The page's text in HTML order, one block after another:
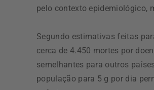
pelo contexto epidemiológico,
Segundo estimativas feitas
cerca de 4.450 mortes por
semelhantes para outros
população para 5 g por dia